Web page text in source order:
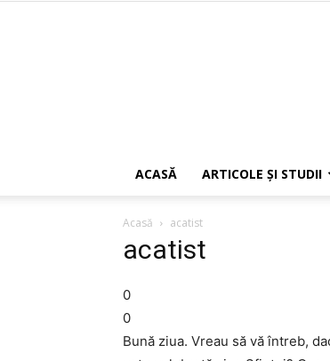
ACASĂ ARTICOLE ŞI STUDII
Acasă acatist
acatist
0
0
Bună ziua. Vreau să vă întreb,